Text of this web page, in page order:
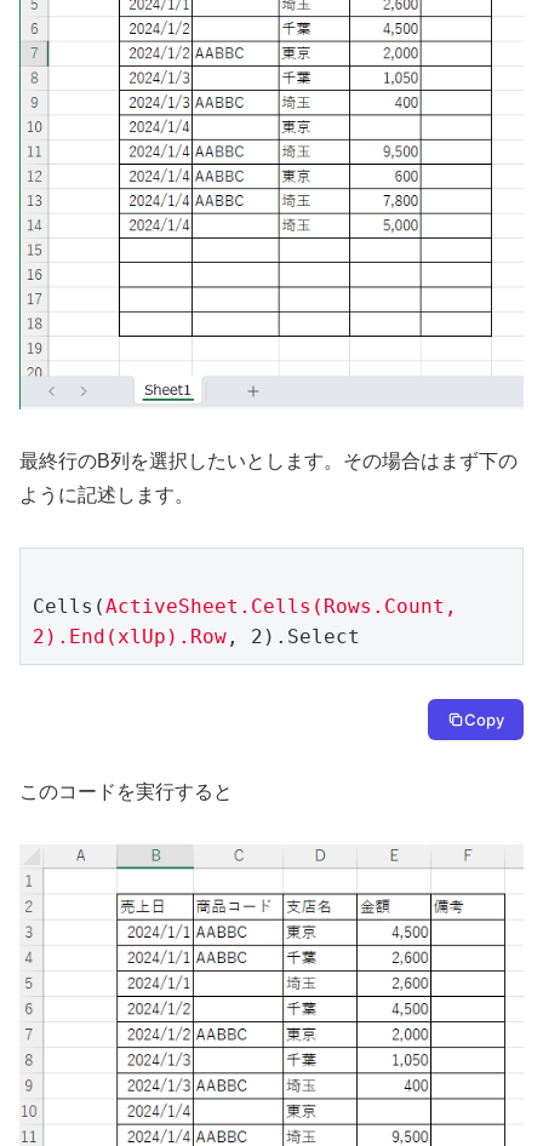
最終行のB列を選択したいとします。その場合はまず下の
ように記述します。
Cells(ActiveSheet.Cells(Rows.Count,
2).End(xlUp).Row , 2).Select
Copy
このコードを実行すると